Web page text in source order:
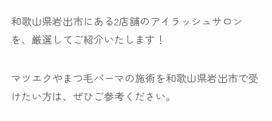
和歌山県岩出市にある2店舗のアイラッシュサロン
を、厳選してご紹介いたします！
マツエクやまつ毛パーマの施術を和歌山県岩出市で受
けたい方は、ぜひご参考ください。